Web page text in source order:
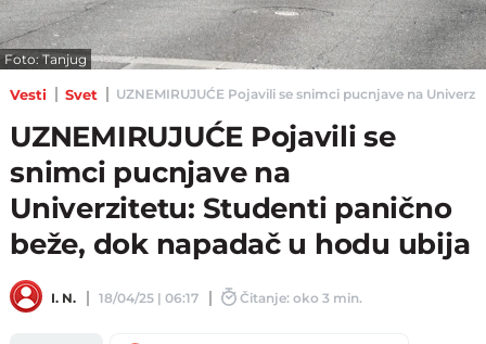
Foto: Tanjug
Vesti Svet UZNEMIRUJUĆE Pojavili se snimci pucnjave na
UZNEMIRUJUĆE Pojavili se
snimci pucnjave na
Univerzitetu: Studenti panično
beže, dok napadač u hodu ubija
I. N. 18/04/25 | 06:17 Čitanje: oko 3 min.